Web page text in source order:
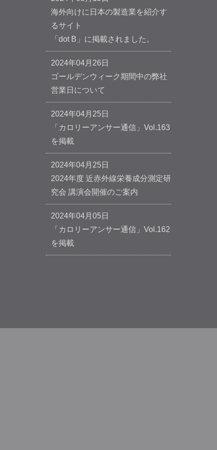
海外向けに日本の製造業を紹介す
るサイト
「dot B」に掲載されました。
2024年04月26日
ゴールデンウィーク期間中の弊社
営業日について
2024年04月25日
「カロリーアンサー通信」Vol.163
を掲載
2024年04月25日
2024年度 近赤外線栄養成分測定研
究会 講演会開催のご案内
2024年04月05日
「カロリーアンサー通信」Vol.162
を掲載